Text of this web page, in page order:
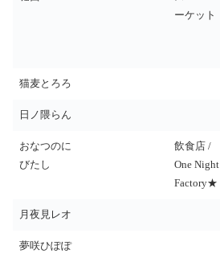
ーケット
猫麦とろろ
日ノ隈らん
おなつのに
びたし
飲食店 /
One Night
Factory★
月夜見レオ
夢咲ひぽぽ